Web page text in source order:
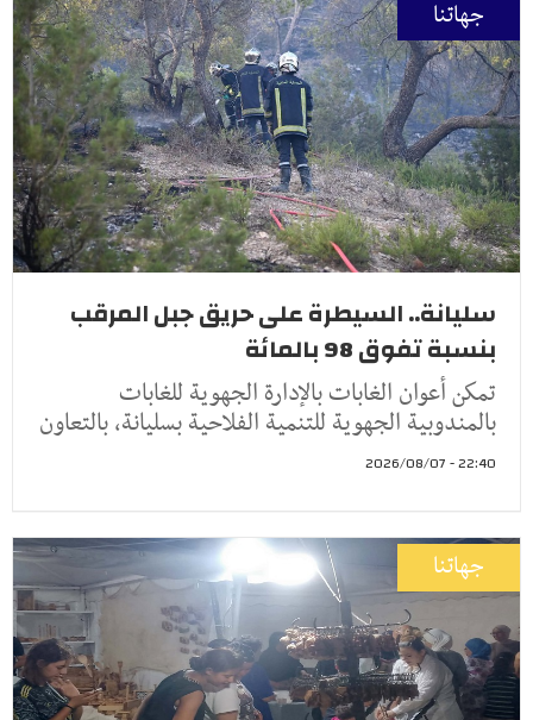
جهاتنا
سليانة.. السيطرة على حريق جبل المرقب
بنسبة تفوق 98 بالمائة
تمكن أعوان الغابات بالإدارة الجهوية للغابات
بالمندوبية الجهوية للتنمية الفلاحية بسليانة، بالتعاون
22:40 - 2026/08/07
جهاتنا